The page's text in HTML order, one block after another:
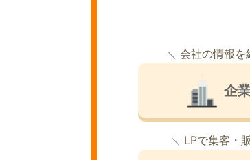
会社の情報を
企
LPで集客・